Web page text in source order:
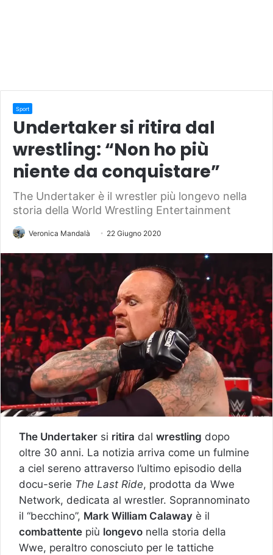
Sport
Undertaker si ritira dal
wrestling: “Non ho più
niente da conquistare”
The Undertaker è il wrestler più longevo nella
storia della World Wrestling Entertainment
Veronica Mandalà 22 Giugno 2020
The Undertaker si ritira dal wrestling dopo
oltre 30 anni. La notizia arriva come un fulmine
a ciel sereno attraverso l’ultimo episodio della
docu-serie The Last Ride, prodotta da Wwe
Network, dedicata al wrestler. Soprannominato
il “becchino”, Mark William Calaway è il
combattente più longevo nella storia della
Wwe, peraltro conosciuto per le tattiche